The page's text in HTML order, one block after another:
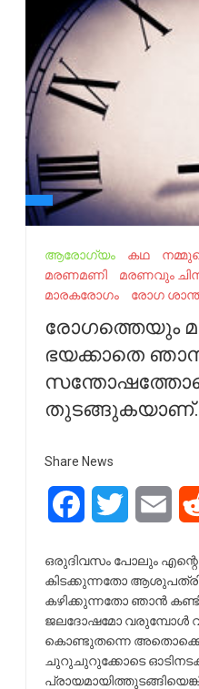
ആരോഗ്യം കഥ‌
മരണമണി
മരണവും
മാരകരോഗം
രോഗ
രോഗത്തെ‌യും‌
ഭയക്കാതെ‌
Share News
FacebookTwitter
‌ഒ‌രുദിവസം‌ ‌പോലും‌
കിടക്കുന്നതോ‌
കഴിക്കുന്നതോ‌ ഞാൻ‌
ജലദോഷമോ‌ വരുമ്പോൾ‌
കൊണ്ടുതന്നെ‌
ചുറുചുറുക്കോടെ‌